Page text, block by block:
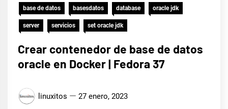
base de datos basesdatos database oracle jdk
server servicios set oracle jdk
Crear contenedor de base de datos
oracle en Docker | Fedora 37
linuxitos 27 enero, 2023